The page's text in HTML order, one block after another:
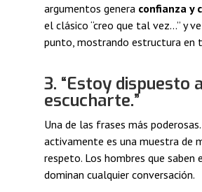
argumentos genera confianza y
el clásico “creo que tal vez…” y
punto, mostrando estructura en
3. “Estoy dispuesto a
escucharte.”
Una de las frases más
activamente es una muestra de
respeto. Los hombres que saben
dominan cualquier conversación.